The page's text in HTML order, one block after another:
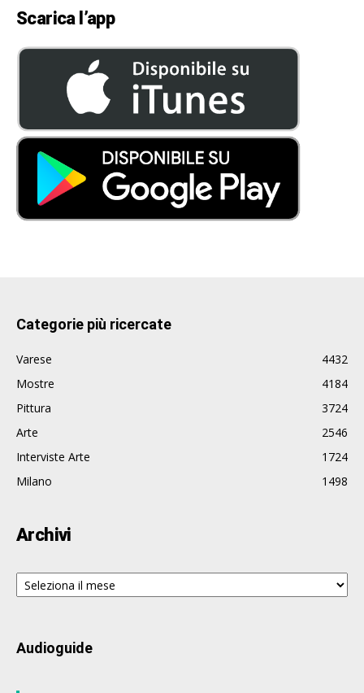
Scarica l’app
Categorie più ricercate
Varese
4432
Mostre
4184
Pittura
3724
Arte
2546
Interviste Arte
1724
Milano
1498
Archivi
Archivi
Audioguide